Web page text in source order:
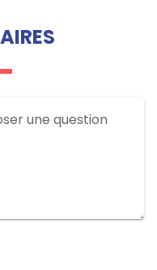
une question